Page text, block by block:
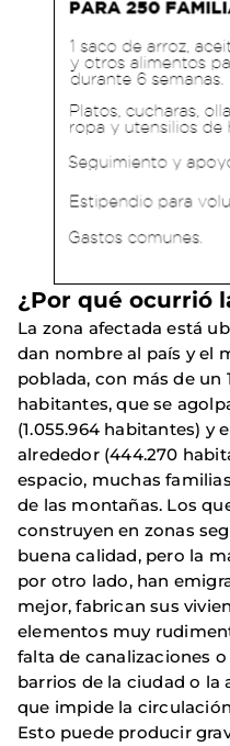
¿Por qué ocurrió
La zona afectada está
dan nombre al país y el
poblada, con más de un
habitantes, que se
(1.055.964 habitantes) y
alrededor (444.270
espacio, muchas
de las montañas. Los
construyen en zonas
buena calidad, pero la
por otro lado, han
mejor, fabrican sus
elementos muy
falta de canalizaciones
barrios de la ciudad o la
que impide la
Esto puede producir